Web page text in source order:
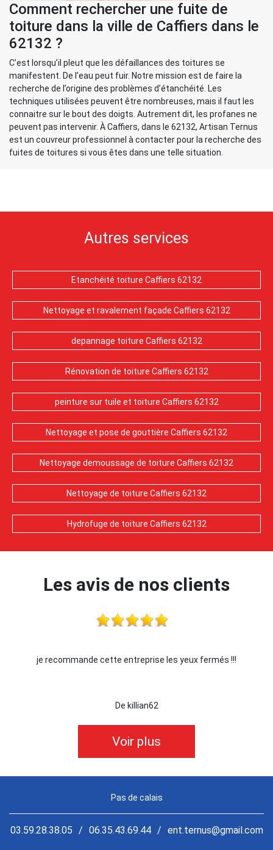
Comment rechercher une fuite de
toiture dans la ville de Caffiers dans le
62132 ?
C’est lorsqu’il pleut que les défaillances des toitures se
manifestent. De l’eau peut fuir. Notre mission est de faire la
recherche de l’origine des problèmes d’étanchéité. Les
techniques utilisées peuvent être nombreuses, mais il faut les
connaitre sur le bout des doigts. Autrement dit, les profanes ne
peuvent pas intervenir. À Caffiers, dans le 62132, Artisan Ternus
est un couvreur professionnel à contacter pour la recherche des
fuites de toitures si vous êtes dans une telle situation.
Autres services
Etanchéité toiture Caffiers 62132
Nettoyage et ravalement façade Caffiers 62132
depannage toiture Caffiers 62132
Rénovation de toiture Caffiers 62132
peinture sur tuile et toiture Caffiers 62132
Nettoyage et pose de gouttière Caffiers 62132
Nettoyage demoussage de toiture Caffiers 62132
Nettoyage de toiture Caffiers 62132
Hydrofuge de toiture Caffiers 62132
Les avis de nos clients
je recommande cette entreprise les yeux fermés !!!
De killian62
Voir plus
Pas de calais
03.59.28.38.05 / 06.35.43.69.44 / ent.ternus@gmail.com